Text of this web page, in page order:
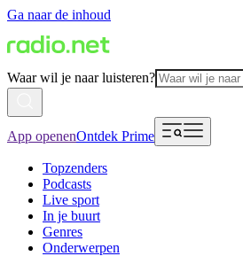
Ga naar de inhoud
Waar wil je naar luisteren?
App openenOntdek Prime
Topzenders
Podcasts
Live sport
In je buurt
Genres
Onderwerpen